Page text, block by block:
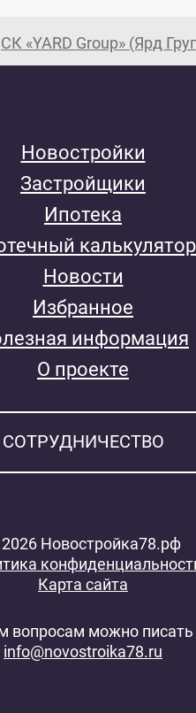
СК «YARD Group» (Ярд
Новостройки
Застройщики
Ипотека
калькулятор
Новости
Избранное
информация
О проекте
СОТРУДНИЧЕСТВО
Новостройка78.рф
Карта сайта
вопросам можно писать
info@novostroika78.ru